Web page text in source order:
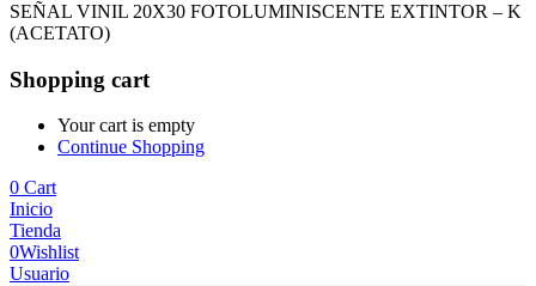
SEÑAL VINIL 20X30 FOTOLUMINISCENTE EXTINTOR – K
(ACETATO)
Shopping cart
Your cart is empty
Continue Shopping
0 Cart
Inicio
Tienda
0Wishlist
Usuario